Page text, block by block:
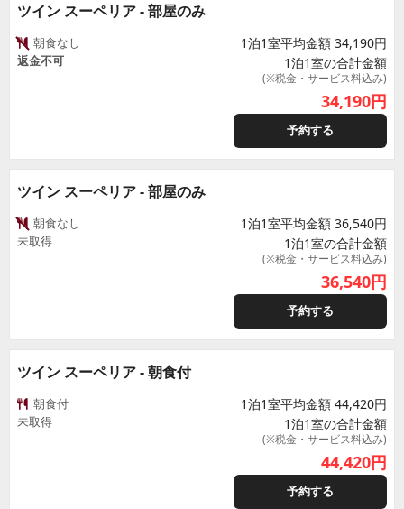
ツイン スーペリア - 部屋のみ
朝食なし
返金不可
1泊1室平均金額 34,190円
1泊1室の合計金額
(※税金・サービス料込み)
34,190円
予約する
ツイン スーペリア - 部屋のみ
朝食なし
未取得
1泊1室平均金額 36,540円
1泊1室の合計金額
(※税金・サービス料込み)
36,540円
予約する
ツイン スーペリア - 朝食付
朝食付
未取得
1泊1室平均金額 44,420円
1泊1室の合計金額
(※税金・サービス料込み)
44,420円
予約する